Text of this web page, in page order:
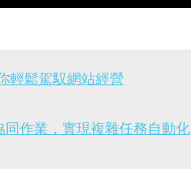
輕鬆駕馭網站經營
同作業，實現複雜任務自動化